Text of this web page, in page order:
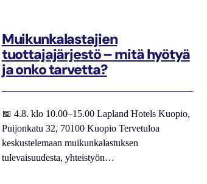
Muikunkalastajien
tuottajajärjestö – mitä hyötyä
ja onko tarvetta?
📅 4.8. klo 10.00–15.00 Lapland Hotels Kuopio,
Puijonkatu 32, 70100 Kuopio Tervetuloa
keskustelemaan muikunkalastuksen
tulevaisuudesta, yhteistyön…